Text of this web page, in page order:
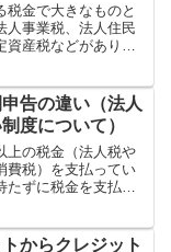
税金で大きなものと
人事業税、法人住民
産税などがありま
税額は0円のはず。
民税...
告の違い（法人
度について）
上の税金（法人税や
費税）を支払ってい
たずに税金を支払わ
度です。前年の税額
からクレジット